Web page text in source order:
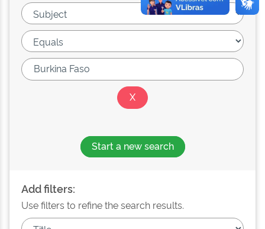
Start a new search
Add filters:
Use filters to refine the search results.